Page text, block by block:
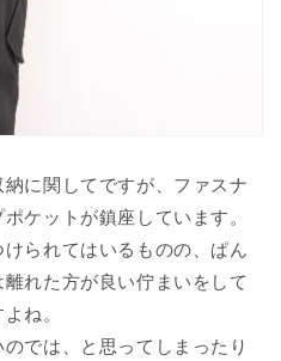
に関してですが、ファスナ
ケットが鎮座しています。
られてはいるものの、ぱん
れた方が良い佇まいをして
ね。
では、と思ってしまったり